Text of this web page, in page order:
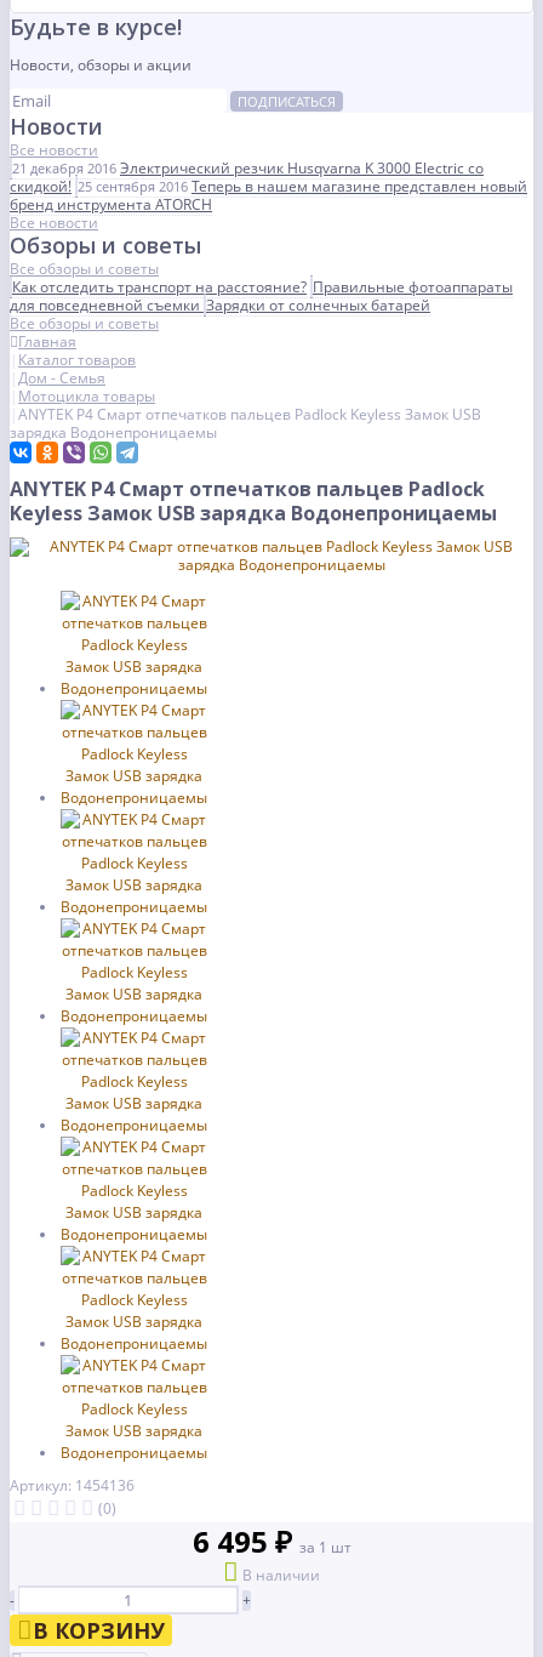
Будьте в курсе!
Новости, обзоры и акции
ПОДПИСАТЬСЯ
Новости
Все новости
21 декабря 2016 Электрический резчик Husqvarna K 3000 Electric со
скидкой! 25 сентября 2016 Теперь в нашем магазине представлен новый
бренд инструмента ATORCH
Все новости
Обзоры и советы
Все обзоры и советы
Как отследить транспорт на расстояние? Правильные фотоаппараты
для повседневной съемкиЗарядки от солнечных батарей
Все обзоры и советы
Главная
Каталог товаров
Дом - Семья
Мотоцикла товары
ANYTEK P4 Смарт отпечатков пальцев Padlock Keyless Замок USB
зарядка Водонепроницаемы
ANYTEK P4 Смарт отпечатков пальцев Padlock
Keyless Замок USB зарядка Водонепроницаемы
Артикул: 1454136
(0)
6 495 ₽ за 1 шт
В наличии
-
+
В КОРЗИНУ